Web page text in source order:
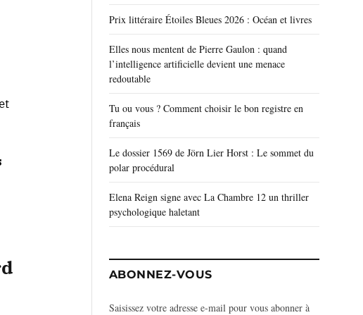
Prix littéraire Étoiles Bleues 2026 : Océan et livres
Elles nous mentent de Pierre Gaulon : quand
l’intelligence artificielle devient une menace
redoutable
Tu ou vous ? Comment choisir le bon registre en
français
Le dossier 1569 de Jörn Lier Horst : Le sommet du
polar procédural
Elena Reign signe avec La Chambre 12 un thriller
psychologique haletant
ABONNEZ-VOUS
Saisissez votre adresse e-mail pour vous abonner à